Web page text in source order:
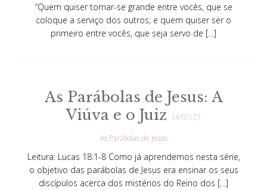
“Quem quiser tornar-se grande entre vocês, que se
coloque a serviço dos outros; e quem quiser ser o
primeiro entre vocês, que seja servo de […]
As Parábolas de Jesus: A
Viúva e o Juiz 18/07/23
As Parábolas de Jesus
Leitura: Lucas 18:1-8 Como já aprendemos nesta série,
o objetivo das parábolas de Jesus era ensinar os seus
discípulos acerca dos mistérios do Reino dos […]